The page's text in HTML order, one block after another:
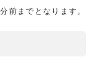
前までとなります。